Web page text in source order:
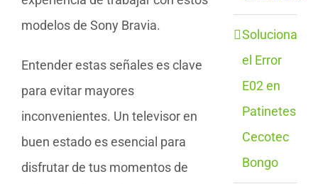
modelos de Sony Bravia.
Entender estas señales es clave
para evitar mayores
inconvenientes. Un televisor en
buen estado es esencial para
disfrutar de tus momentos de
Soluciona
el Error
E02 en
Patinetes
Cecotec
Bongo